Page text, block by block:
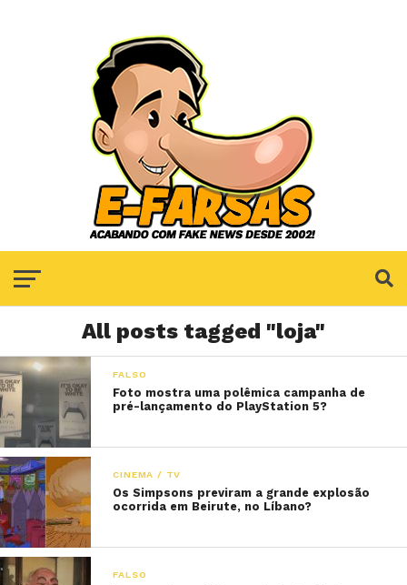
All posts tagged "loja"
FALSO
Foto mostra uma polêmica campanha de
pré-lançamento do PlayStation 5?
CINEMA / TV
Os Simpsons previram a grande explosão
ocorrida em Beirute, no Líbano?
FALSO